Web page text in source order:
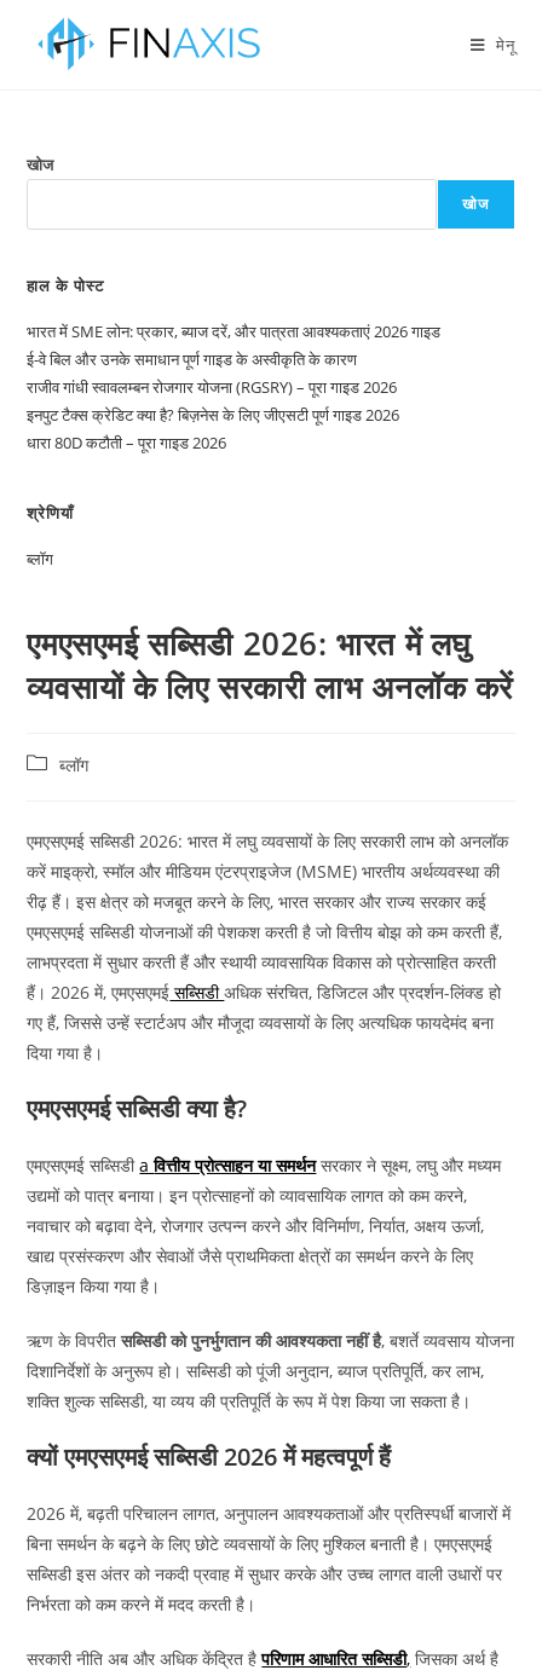
मेनू
खोज
खोज
हाल के पोस्ट
भारत में SME लोन: प्रकार, ब्याज दरें, और पात्रता आवश्यकताएं 2026 गाइड
ई-वे बिल और उनके समाधान पूर्ण गाइड के अस्वीकृति के कारण
राजीव गांधी स्वावलम्बन रोजगार योजना (RGSRY) – पूरा गाइड 2026
इनपुट टैक्स क्रेडिट क्या है? बिज़नेस के लिए जीएसटी पूर्ण गाइड 2026
धारा 80D कटौती – पूरा गाइड 2026
श्रेणियाँ
ब्लॉग
एमएसएमई सब्सिडी 2026: भारत में लघु
व्यवसायों के लिए सरकारी लाभ अनलॉक करें
ब्लॉग
एमएसएमई सब्सिडी 2026: भारत में लघु व्यवसायों के लिए सरकारी लाभ को अनलॉक
करें माइक्रो, स्मॉल और मीडियम एंटरप्राइजेज (MSME) भारतीय अर्थव्यवस्था की
रीढ़ हैं। इस क्षेत्र को मजबूत करने के लिए, भारत सरकार और राज्य सरकार कई
एमएसएमई सब्सिडी योजनाओं की पेशकश करती है जो वित्तीय बोझ को कम करती हैं,
लाभप्रदता में सुधार करती हैं और स्थायी व्यावसायिक विकास को प्रोत्साहित करती
हैं। 2026 में, एमएसएमई सब्सिडीअधिक संरचित, डिजिटल और प्रदर्शन-लिंक्ड हो
गए हैं, जिससे उन्हें स्टार्टअप और मौजूदा व्यवसायों के लिए अत्यधिक फायदेमंद बना
दिया गया है।
एमएसएमई सब्सिडी क्या है?
एमएसएमई सब्सिडीaवित्तीय प्रोत्साहन या समर्थनसरकार ने सूक्ष्म, लघु और मध्यम
उद्यमों को पात्र बनाया। इन प्रोत्साहनों को व्यावसायिक लागत को कम करने,
नवाचार को बढ़ावा देने, रोजगार उत्पन्न करने और विनिर्माण, निर्यात, अक्षय ऊर्जा,
खाद्य प्रसंस्करण और सेवाओं जैसे प्राथमिकता क्षेत्रों का समर्थन करने के लिए
डिज़ाइन किया गया है।
ऋण के विपरीतसब्सिडी को पुनर्भुगतान की आवश्यकता नहीं है, बशर्ते व्यवसाय योजना
दिशानिर्देशों के अनुरूप हो। सब्सिडी को पूंजी अनुदान, ब्याज प्रतिपूर्ति, कर लाभ,
शक्ति शुल्क सब्सिडी, या व्यय की प्रतिपूर्ति के रूप में पेश किया जा सकता है।
क्यों एमएसएमई सब्सिडी 2026 में महत्वपूर्ण हैं
2026 में, बढ़ती परिचालन लागत, अनुपालन आवश्यकताओं और प्रतिस्पर्धी बाजारों में
बिना समर्थन के बढ़ने के लिए छोटे व्यवसायों के लिए मुश्किल बनाती है। एमएसएमई
सब्सिडी इस अंतर को नकदी प्रवाह में सुधार करके और उच्च लागत वाली उधारों पर
निर्भरता को कम करने में मदद करती है।
सरकारी नीति अब और अधिक केंद्रित हैपरिणाम आधारित सब्सिडी, जिसका अर्थ है